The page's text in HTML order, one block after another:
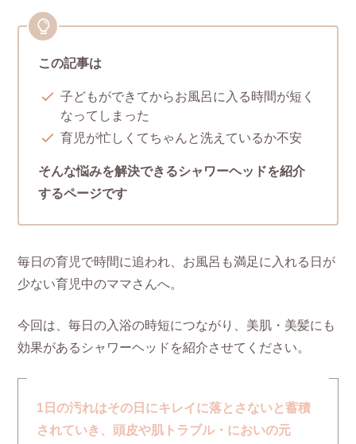
この記事は
子どもができてからお風呂に入る時間が短く
なってしまった
育児が忙しくてちゃんと洗えているか不安
そんな悩みを解決できるシャワーヘッドを紹介
するページです
毎日の育児で時間に追われ、お風呂も満足に入れる日が
少ない育児中のママさんへ。
今回は、毎日の入浴の時短につながり、美肌・美髪にも
効果があるシャワーヘッドを紹介させてください。
1日の汚れはその日にキレイに落とさないと蓄積
されていき、頭皮や肌トラブル・においの元